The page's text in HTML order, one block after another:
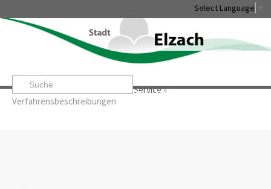
Select Language
Startseite» »Service»
Verfahrensbeschreibungen
Leben & Erleben Rathaus & Service